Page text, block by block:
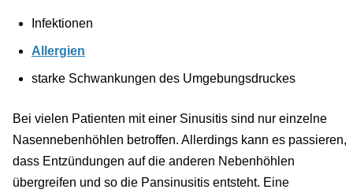
Infektionen
Allergien
starke Schwankungen des Umgebungsdruckes
Bei vielen Patienten mit einer Sinusitis sind nur einzelne
Nasennebenhöhlen betroffen. Allerdings kann es passieren,
dass Entzündungen auf die anderen Nebenhöhlen
übergreifen und so die Pansinusitis entsteht. Eine